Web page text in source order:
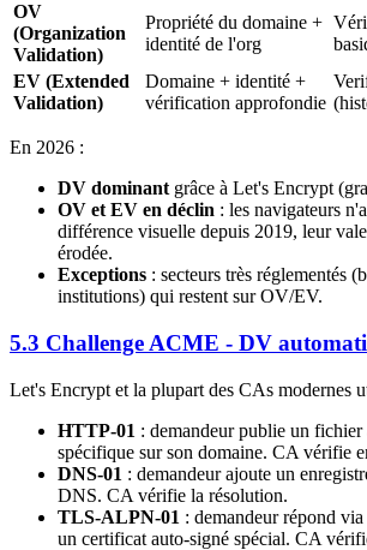
OV
(Organization
Validation)
Propriété du domaine +
identité de l'org
EV (Extended
Validation)
Domaine + identité +
vérification approfondie
En 2026 :
DV dominant grâce à Let's Encrypt
OV et EV en déclin : les navigateurs
différence visuelle depuis 2019, leur
érodée.
Exceptions : secteurs très réglementés
institutions) qui restent sur OV/EV.
5.3 Challenge ACME - DV
Let's Encrypt et la plupart des CAs modernes
HTTP-01 : demandeur publie un fichier
spécifique sur son domaine. CA vérifie
DNS-01 : demandeur ajoute un
DNS. CA vérifie la résolution.
TLS-ALPN-01 : demandeur répond
un certificat auto-signé spécial. CA